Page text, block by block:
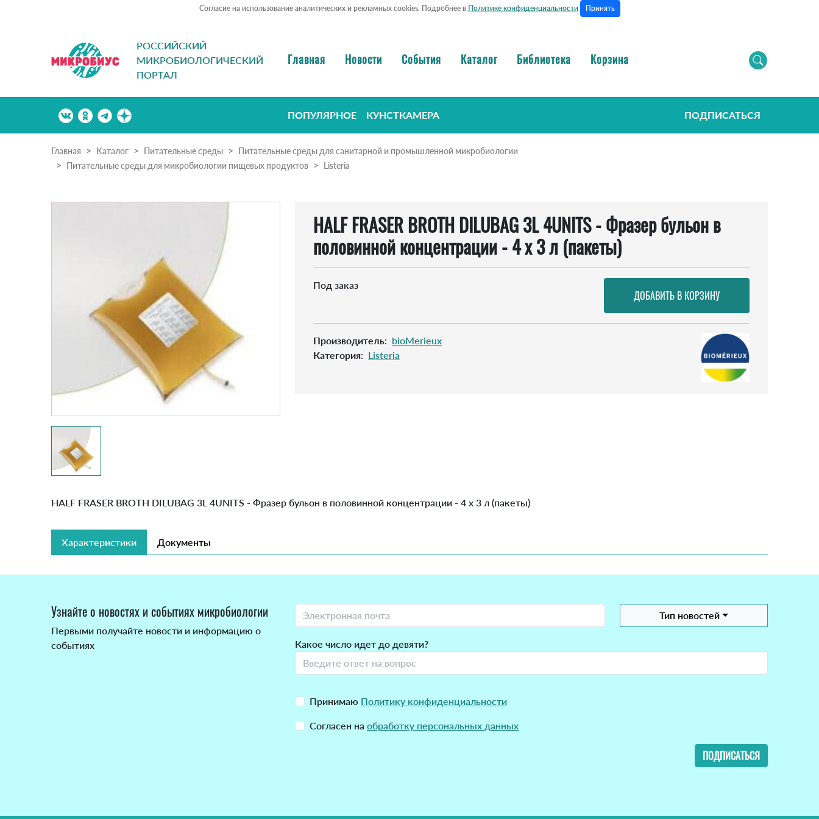
Согласие на использование аналитических и рекламных cookies. Подробнее в Политике конфиденциальности Принять
РОССИЙСКИЙ
МИКРОБИОЛОГИЧЕСКИЙ
ПОРТАЛ
Главная Новости События Каталог Библиотека Корзина
ПОПУЛЯРНОЕ КУНСТКАМЕРА ПОДПИСАТЬСЯ
Главная Каталог Питательные среды
Питательные среды для санитарной и промышленной микробиологии
Питательные среды для микробиологии пищевых продуктов
Listeria
HALF FRASER BROTH DILUBAG 3L 4UNITS - Фразер бульон в
половинной концентрации - 4 х 3 л (пакеты)
Под заказ
Производитель: bioMerieux
Категория: Listeria
HALF FRASER BROTH DILUBAG 3L 4UNITS - Фразер бульон в половинной концентрации - 4 х 3 л (пакеты)
Характеристики Документы
Узнайте о новостях и событиях микробиологии
Первыми получайте новости и информацию о
событиях
Тип новостей
Какое число идет до девяти?
Принимаю Политику конфиденциальности
Согласен на обработку персональных данных
ПОДПИСАТЬСЯ